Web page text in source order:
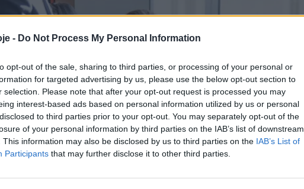
- Do Not Process My Personal Information
opt-out of the sale, sharing to third parties, or processing of your personal or
for targeted advertising by us, please use the below opt-out section to
selection. Please note that after your opt-out request is processed you may
interest-based ads based on personal information utilized by us or personal
to third parties prior to your opt-out. You may separately opt-out of the
of your personal information by third parties on the IAB’s list of downstream
This information may also be disclosed by us to third parties on the IAB’s List of
Participants that may further disclose it to other third parties.